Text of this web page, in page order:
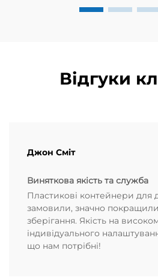
Відгуки
Джон Сміт
Виняткова якість та служба
Пластикові контейнери для
замовили, значно
зберігання. Якість на
індивідуального
що нам потрібні!